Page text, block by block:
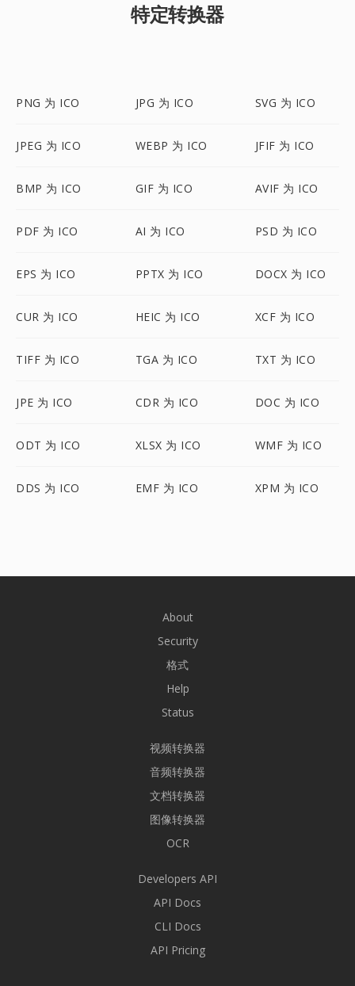
特定转换器
PNG 为 ICO JPG 为 ICO SVG 为 ICO
JPEG 为 ICO WEBP 为 ICO JFIF 为 ICO
BMP 为 ICO GIF 为 ICO AVIF 为 ICO
PDF 为 ICO AI 为 ICO PSD 为 ICO
EPS 为 ICO PPTX 为 ICO DOCX 为 ICO
CUR 为 ICO HEIC 为 ICO XCF 为 ICO
TIFF 为 ICO TGA 为 ICO TXT 为 ICO
JPE 为 ICO CDR 为 ICO DOC 为 ICO
ODT 为 ICO XLSX 为 ICO WMF 为 ICO
DDS 为 ICO EMF 为 ICO XPM 为 ICO
About
Security
格式
Help
Status
视频转换器
音频转换器
文档转换器
图像转换器
OCR
Developers API
API Docs
CLI Docs
API Pricing